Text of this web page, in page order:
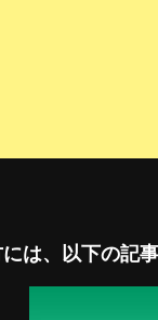
は、以下の記